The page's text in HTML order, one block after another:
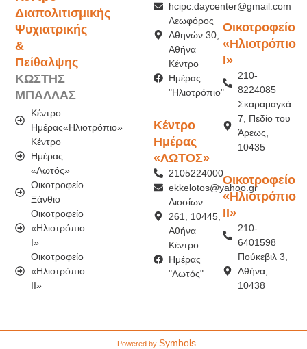
Διαπολιτισμικής
Ψυχιατρικής
&
Πείθαλψης
ΚΩΣΤΗΣ
ΜΠΑΛΛΑΣ
Κέντρο
Ημέρας«Ηλιοτρόπιο»
Κέντρο
Ημέρας
«Λωτός»
Οικοτροφείο
Ξάνθιο
Οικοτροφείο
«Ηλιοτρόπιο
Ι»
Οικοτροφείο
«Ηλιοτρόπιο
IΙ»
hcipc.daycenter@gmail.com
Λεωφόρος
Αθηνών 30,
Αθήνα
Κέντρο
Ημέρας
"Ηλιοτρόπιο"
Κέντρο
Ημέρας
«ΛΩΤΟΣ»
2105224000
ekkelotos@yahoo.gr
Λιοσίων
261, 10445,
Αθήνα
Κέντρο
Ημέρας
"Λωτός"
Οικοτροφείο
«Ηλιοτρόπιο
Ι»
210-
8224085
Σκαραμαγκά
7, Πεδίο του
Άρεως,
10435
Οικοτροφείο
«Ηλιοτρόπιο
ΙI»
210-
6401598
Πούκεβιλ 3,
Αθήνα,
10438
Powered by Symbols